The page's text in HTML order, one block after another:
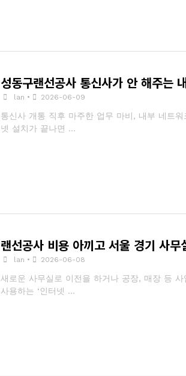
성동구랜선공사 통신사가 안 해주는
lan • 2026-06-09
통신사 개통 직후 마주한 업무 마비, 내부 네트
넷 설치가 끝나면 …
랜선공사 비용 아끼고 서울 경기 사
lan • 2026-06-08
새로운 사무실로 이전을 하거나 공장, 매장 등
사용하는 ‘인터넷 …